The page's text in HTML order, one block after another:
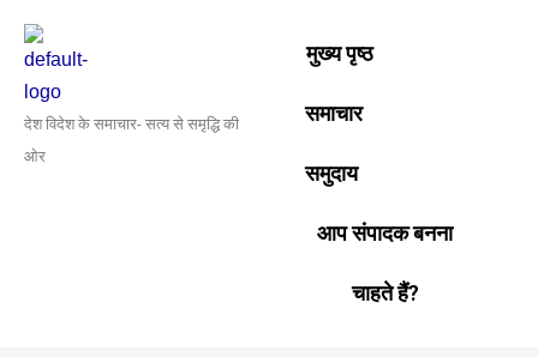
content
देश विदेश के समाचार- सत्य से समृद्धि की
ओर
मुख्य पृष्ठ
समाचार
समुदाय
आप संपादक बनना
चाहते हैं?
navigation